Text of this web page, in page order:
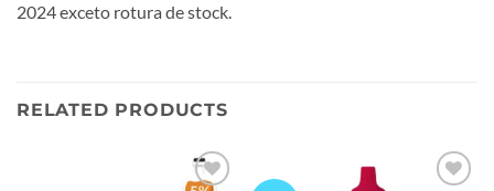
2024 exceto rotura de stock.
RELATED PRODUCTS